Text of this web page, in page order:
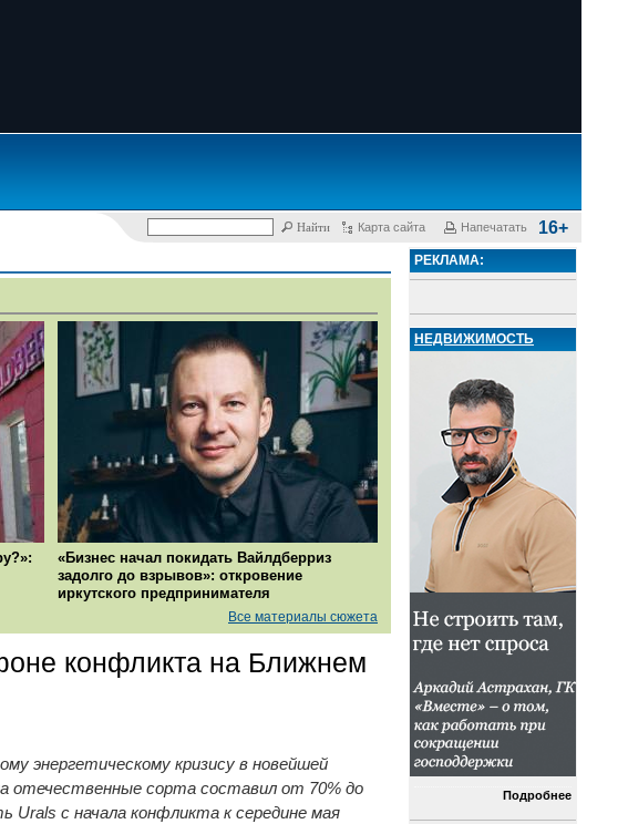
Карта сайта Напечатать 16+
«Бизнес начал покидать Вайлдберриз
задолго до взрывов»: откровение
иркутского предпринимателя
Все материалы сюжета
конфликта на Ближнем
энергетическому кризису в новейшей
отечественные сорта составил от 70% до
Urals с начала конфликта к середине мая
РЕКЛАМА:
НЕДВИЖИМОСТЬ
Подробнее